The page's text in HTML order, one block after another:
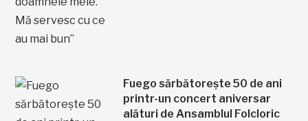
Fuego sărbătorește 50 de ani
printr-un concert aniversar
alături de Ansamblul Folcloric